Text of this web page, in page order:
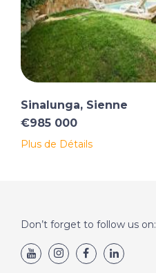
Sinalunga, Sienne
€985 000
Plus de Détails
Don’t forget to follow us on: